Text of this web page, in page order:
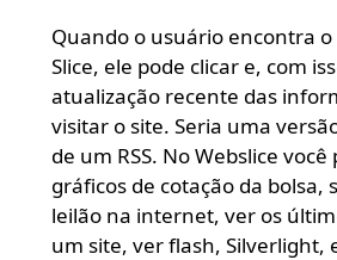
Quando o usuário encontra o
Slice, ele pode clicar e, com
atualização recente das
visitar o site. Seria uma
de um RSS. No Webslice você
gráficos de cotação da bolsa,
leilão na internet, ver os
um site, ver flash, Silverlight,